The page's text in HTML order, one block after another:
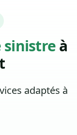
sinistreà
adaptés à